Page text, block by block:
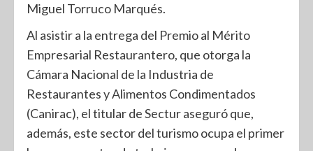
Miguel Torruco Marqués.
Al asistir a la entrega del Premio al Mérito
Empresarial Restaurantero, que otorga la
Cámara Nacional de la Industria de
Restaurantes y Alimentos Condimentados
(Canirac), el titular de Sectur aseguró que,
además, este sector del turismo ocupa el primer